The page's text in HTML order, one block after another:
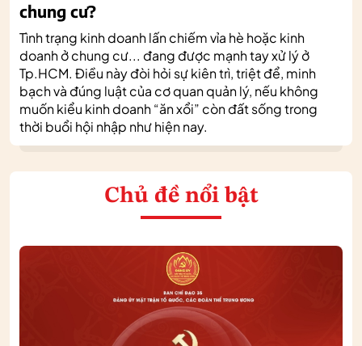
chung cư?
Tình trạng kinh doanh lấn chiếm vỉa hè hoặc kinh
doanh ở chung cư... đang được mạnh tay xử lý ở
Tp.HCM. Điều này đòi hỏi sự kiên trì, triệt để, minh
bạch và đúng luật của cơ quan quản lý, nếu không
muốn kiểu kinh doanh “ăn xổi” còn đất sống trong
thời buổi hội nhập như hiện nay.
Chủ đề nổi bật